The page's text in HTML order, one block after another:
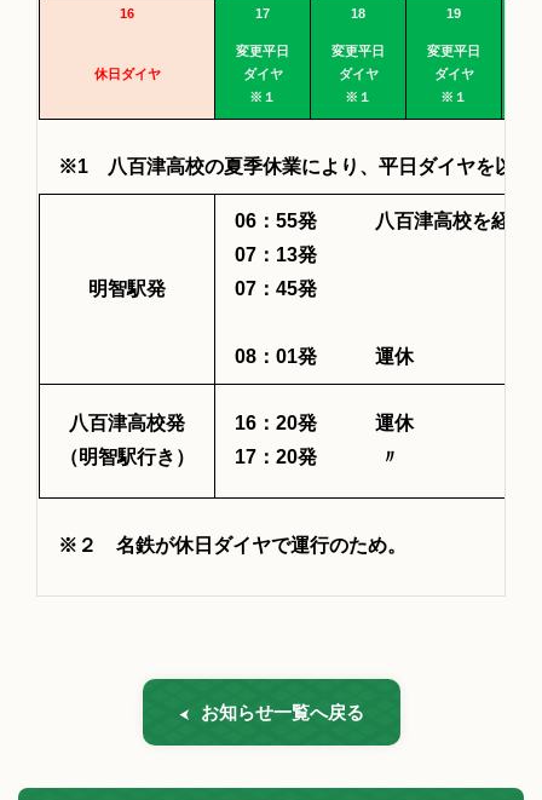
16 17 18 19
休日ダイヤ
変更平日
ダイヤ
※１
変更平日
ダイヤ
※１
変更平日
ダイヤ
※１
※1 八百津高校の夏季休業により、平日ダイヤを以下
明智駅発
06：55発 八百津高校を経由
07：13発 〃
07：45発 〃
08：01発 運休
八百津高校発
（明智駅行き）
16：20発 運休
17：20発 〃
※２ 名鉄が休日ダイヤで運行のため。
お知らせ一覧へ戻る